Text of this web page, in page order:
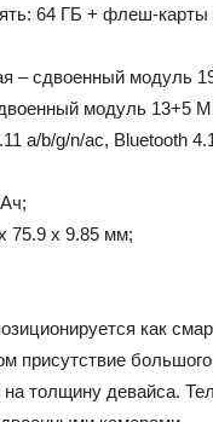
64 ГБ + флеш-
– сдвоенный модуль
модуль 13+5
a/b/g/n/ac, Bluetooth
75.9 x 9.85 мм;
как
присутствие
толщину девайса.